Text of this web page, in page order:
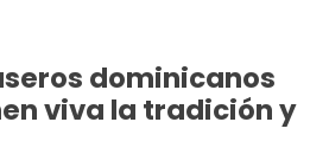
dominicanos
viva la tradición y